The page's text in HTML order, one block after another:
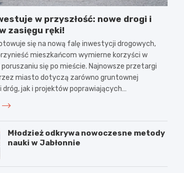
w przyszłość: nowe drogi i
zasięgu ręki!
się na nową falę inwestycji drogowych,
mieszkańcom wymierne korzyści w
się po mieście. Najnowsze przetargi
miasto dotyczą zarówno gruntownej
dróg, jak i projektów poprawiających…
Młodzież odkrywa nowoczesne metody
nauki w Jabłonnie